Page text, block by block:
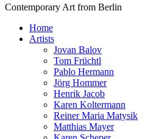
Contemporary Art from Berlin
Home
Artists
Jovan Balov
Tom Früchtl
Pablo Hermann
Jörg Hommer
Henrik Jacob
Karen Koltermann
Reiner Maria Matysik
Matthias Mayer